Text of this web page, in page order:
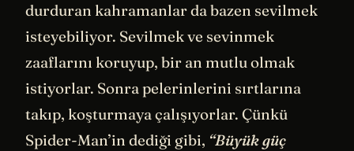
durduran kahramanlar da bazen sevilmek
isteyebiliyor. Sevilmek ve sevinmek
zaaflarını koruyup, bir an mutlu olmak
istiyorlar. Sonra pelerinlerini sırtlarına
takıp, koşturmaya çalışıyorlar. Çünkü
Spider-Man’in dediği gibi, “Büyük güç